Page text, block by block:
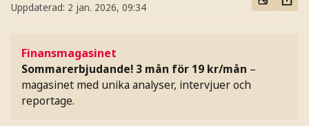
Uppdaterad: 2 jan. 2026, 09:34
Finansmagasinet
Sommarerbjudande! 3 mån för 19 kr/mån –
magasinet med unika analyser, intervjuer och
reportage.